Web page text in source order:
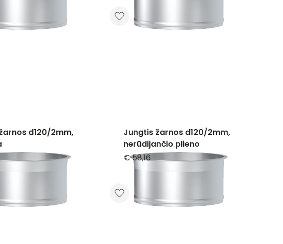
d120/2mm,
Jungtis žarnos d120/2mm,
nerūdijančio plieno
€ 58,16